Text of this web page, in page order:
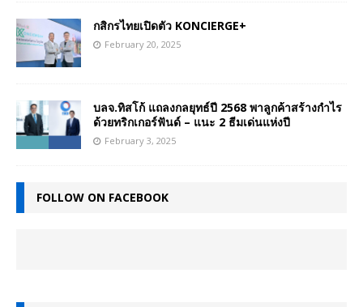
กสิกรไทยเปิดตัว KONCIERGE+
February 20, 2025
บลจ.ทิสโก้ แถลงกลยุทธ์ปี 2568 พาลูกค้าสร้างกำไร
ด้วยทริกเกอร์ฟันด์ – แนะ 2 ธีมเด่นแห่งปี
February 3, 2025
FOLLOW ON FACEBOOK